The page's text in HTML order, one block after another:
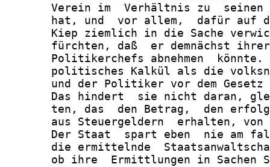
Verein im  Verhältnis zu
hat, und  vor allem,  dafür auf
Kiep ziemlich in die Sache
fürchten, daß  er demnächst
Politikerchefs abnehmen
politisches Kalkül als die
und der Politiker vor dem Gesetz
Das hindert  sie nicht daran,
ten, das  den Betrag,  den
aus Steuergeldern  erhalten,
Der Staat  spart eben  nie am
die ermittelnde
ob ihre  Ermittlungen in Sachen